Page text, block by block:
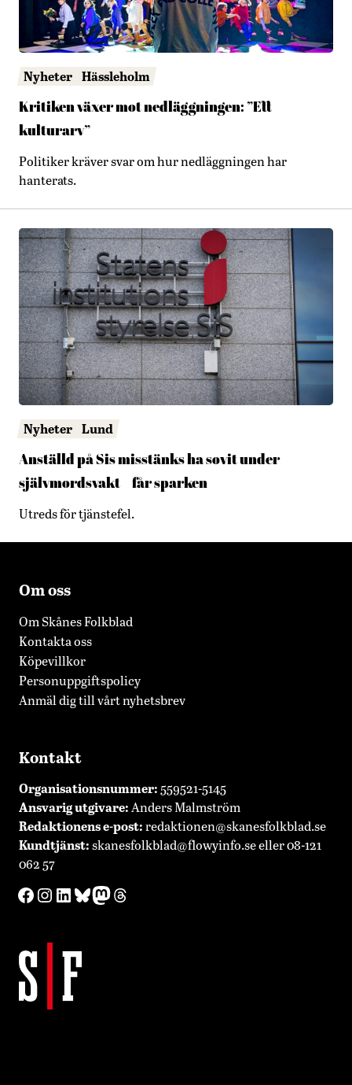
Nyheter Hässleholm
Kritiken växer mot nedläggningen: ”Ett
kulturarv”
Politiker kräver svar om hur nedläggningen har
hanterats.
Nyheter Lund
Anställd på Sis misstänks ha sovit under
självmordsvakt – får sparken
Utreds för tjänstefel.
Om oss
Om Skånes Folkblad
Kontakta oss
Köpevillkor
Personuppgiftspolicy
Anmäl dig till vårt nyhetsbrev
Kontakt
Organisationsnummer: 559521-5145
Ansvarig utgivare: Anders Malmström
Redaktionense-post:redaktionen@skanesfolkblad.se
Kundtjänst:skanesfolkblad@flowyinfo.seeller 08-121
062 57
Facebook
Instagram
LinkedIn
Bluesky
Mastodon
Threads